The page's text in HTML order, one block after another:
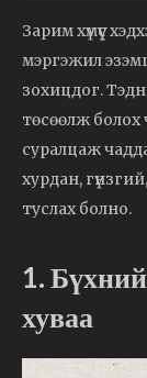
Зарим хүмүүс
мэргэжил
зохицдог.
төсөөлж болох
суралцаж
хурдан,
туслах болно.
1.
хуваа